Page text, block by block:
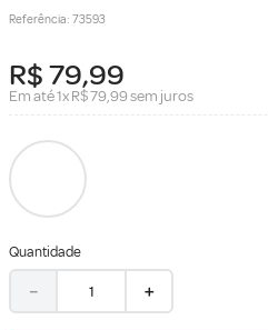
Referência: 73593
R$79,99
Em até1xR$79,99sem juros
Quantidade
＋
－